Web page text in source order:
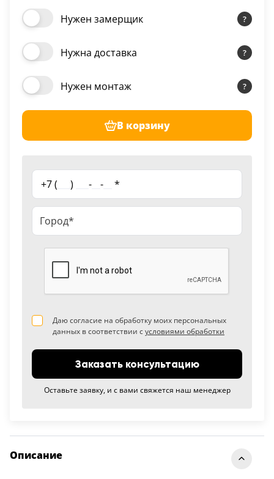
Нужен замерщик
Нужна доставка
Нужен монтаж
В корзину
+7 ( ) - - *
Даю согласие на обработку моих персональных
данных в соответствии сусловиями обработки
Заказать консультацию
Оставьте заявку, и с вами свяжется наш менеджер
Описание